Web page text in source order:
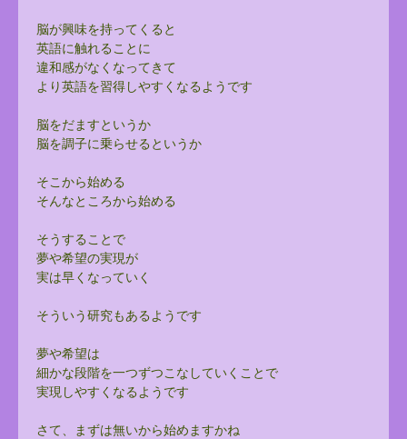
脳が興味を持ってくると
英語に触れることに
違和感がなくなってきて
より英語を習得しやすくなるようです
脳をだますというか
脳を調子に乗らせるというか
そこから始める
そんなところから始める
そうすることで
夢や希望の実現が
実は早くなっていく
そういう研究もあるようです
夢や希望は
細かな段階を一つずつこなしていくことで
実現しやすくなるようです
さて、まずは無いから始めますかね